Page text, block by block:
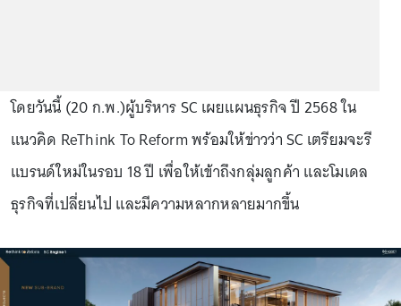
โดยวันนี้ (20 ก.พ.)ผู้บริหาร SC เผยแผนธุรกิจ ปี 2568 ใน
แนวคิด ReThink To Reform พร้อมให้ข่าวว่า SC เตรียมจะรี
แบรนด์ใหม่ในรอบ 18 ปี เพื่อให้เข้าถึงกลุ่มลูกค้า และโมเดล
ธุรกิจที่เปลี่ยนไป และมีความหลากหลายมากขึ้น